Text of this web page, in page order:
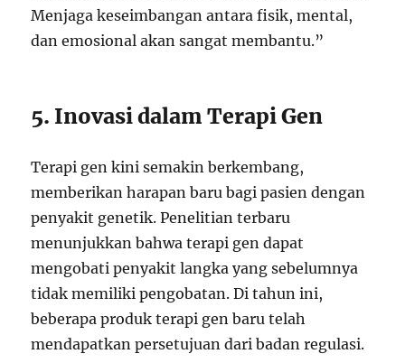
Menjaga keseimbangan antara fisik, mental,
dan emosional akan sangat membantu.”
5. Inovasi dalam Terapi Gen
Terapi gen kini semakin berkembang,
memberikan harapan baru bagi pasien dengan
penyakit genetik. Penelitian terbaru
menunjukkan bahwa terapi gen dapat
mengobati penyakit langka yang sebelumnya
tidak memiliki pengobatan. Di tahun ini,
beberapa produk terapi gen baru telah
mendapatkan persetujuan dari badan regulasi.